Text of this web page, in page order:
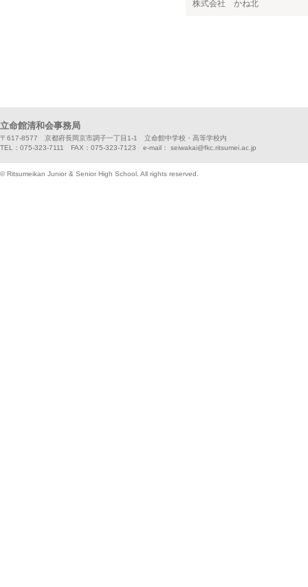
株式会社 かね北
立命館清和会事務局
〒617-8577 京都府長岡京市調子一丁目1-1 立命館中学校・高等学校内
TEL：075-323-7111 FAX：075-323-7123 e-mail： seiwakai@fkc.ritsumei.ac.jp
© Ritsumeikan Junior & Senior High School. All rights reserved.